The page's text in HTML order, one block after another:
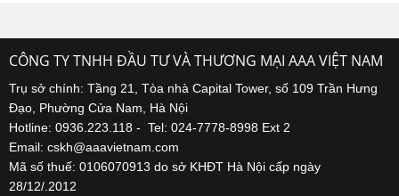
CÔNG TY TNHH ĐẦU TƯ VÀ THƯƠNG MẠI AAA VIỆT NAM
Trụ sở chính: Tầng 21, Tòa nhà Capital Tower, số 109 Trần Hưng
Đạo, Phường Cửa Nam, Hà Nội
Hotline: 0936.223.118 - Tel: 024-7778-8998 Ext 2
Email: cskh@aaavietnam.com
Mã số thuế: 0106070913 do sở KHĐT Hà Nội cấp ngày
28/12/.2012